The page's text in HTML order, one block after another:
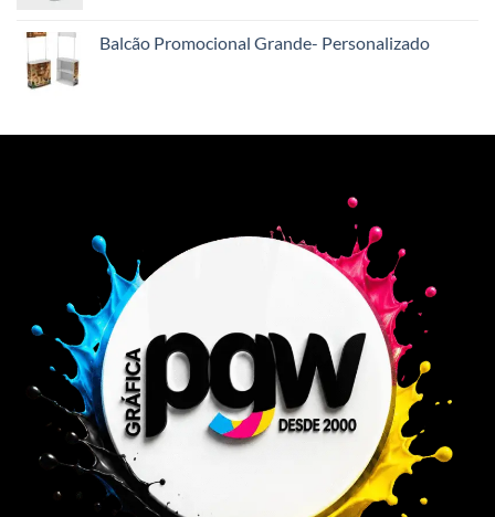
Balcão Promocional Grande- Personalizado